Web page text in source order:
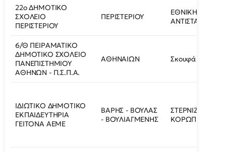
22ο ΔΗΜΟΤΙΚΟ
ΣΧΟΛΕΙΟ
ΠΕΡΙΣΤΕΡΙΟΥ
ΠΕΡΙΣΤΕΡΙΟΥ
ΕΘΝΙΚΗΣ
ΑΝΤΙΣΤΑΣΕΩΣ
6/Θ ΠΕΙΡΑΜΑΤΙΚΟ
ΔΗΜΟΤΙΚΟ ΣΧΟΛΕΙΟ
ΠΑΝΕΠΙΣΤΗΜΙΟΥ
ΑΘΗΝΩΝ - Π.Σ.Π.Α.
ΑΘΗΝΑΙΩΝ Σκουφά 43
ΙΔΙΩΤΙΚΟ ΔΗΜΟΤΙΚΟ
ΕΚΠΑΙΔΕΥΤΗΡΙΑ
ΓΕΙΤΟΝΑ ΑΕΜΕ
ΒΑΡΗΣ - ΒΟΥΛΑΣ
- ΒΟΥΛΙΑΓΜΕΝΗΣ
ΣΤΕΡΝΙΖΕΣ
ΚΟΡΩΠΙΟΥ